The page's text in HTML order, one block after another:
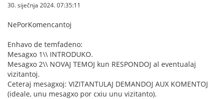
30. siječnja 2024. 07:35:11
NePorKomencantoj
Enhavo de temfadeno:
Mesagxo 1\\ INTRODUKO.
Mesagxo 2\\ NOVAJ TEMOJ kun RESPONDOJ al eventualaj
vizitantoj.
Ceteraj mesagxoj: VIZITANTULAJ DEMANDOJ AUX KOMENTOJ
(ideale, unu mesagxo por cxiu unu vizitanto).